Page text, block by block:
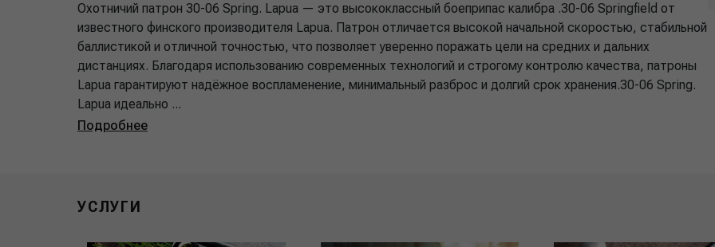
Охотничий патрон 30-06 Spring. Lapua — это высококлассный боеприпас калибра .30-06 Springfield от
известного финского производителя Lapua. Патрон отличается высокой начальной скоростью, стабильной
баллистикой и отличной точностью, что позволяет уверенно поражать цели на средних и дальних
дистанциях. Благодаря использованию современных технологий и строгому контролю качества, патроны
Lapua гарантируют надёжное воспламенение, минимальный разброс и долгий срок хранения.30-06 Spring.
Lapua идеально ...
Подробнее
УСЛУГИ